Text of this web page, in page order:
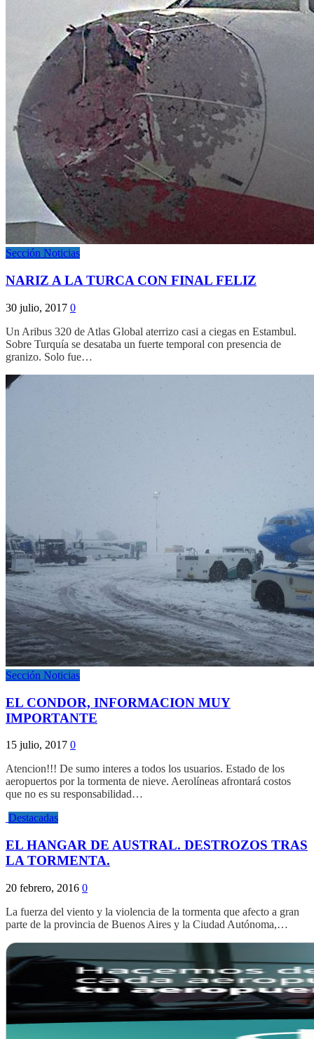
Sección Noticias
NARIZ A LA TURCA CON FINAL FELIZ
30 julio, 2017 0
Un Aribus 320 de Atlas Global aterrizo casi a ciegas en Estambul.
Sobre Turquía se desataba un fuerte temporal con presencia de
granizo. Solo fue…
Sección Noticias
EL CONDOR, INFORMACION MUY
IMPORTANTE
15 julio, 2017 0
Atencion!!! De sumo interes a todos los usuarios. Estado de los
aeropuertos por la tormenta de nieve. Aerolíneas afrontará costos
que no es su responsabilidad…
Destacadas
EL HANGAR DE AUSTRAL. DESTROZOS TRAS
LA TORMENTA.
20 febrero, 2016 0
La fuerza del viento y la violencia de la tormenta que afecto a gran
parte de la provincia de Buenos Aires y la Ciudad Autónoma,…